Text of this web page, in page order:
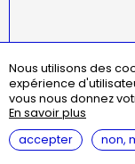
Menu
Pied
de
page
missions statuts
assemblées
mentions légales
Nous utilisons des
expérience
vous nous donnez
En savoir plus
accepter
non,